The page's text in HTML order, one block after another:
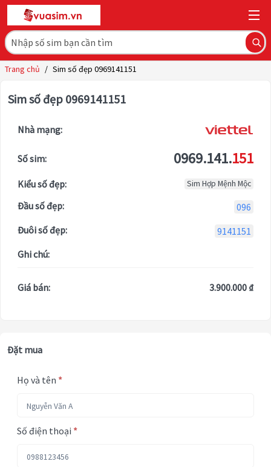
Trang chủ / Sim số đẹp 0969141151
Sim số đẹp 0969141151
Nhà mạng:
Số sim: 0969.141.151
Kiểu số đẹp: Sim Hợp Mệnh Mộc
Đầu số đẹp:
096
Đuôi số đẹp:
9141151
Ghi chú:
Giá bán: 3.900.000 ₫
Đặt mua
Họ và tên *
Số điện thoại *